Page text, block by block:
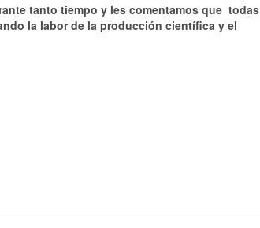
tanto tiempo y les comentamos que todas
la labor de la producción científica y el